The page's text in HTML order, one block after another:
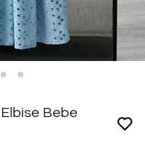
Elbise Bebe